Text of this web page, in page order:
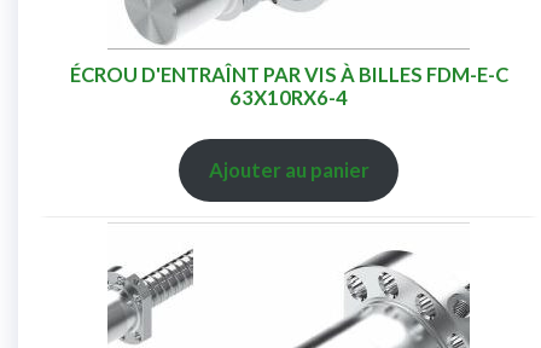
ÉCROU D'ENTRAÎNT PAR VIS À BILLES FDM-E-C
63X10RX6-4
Ajouter au panier